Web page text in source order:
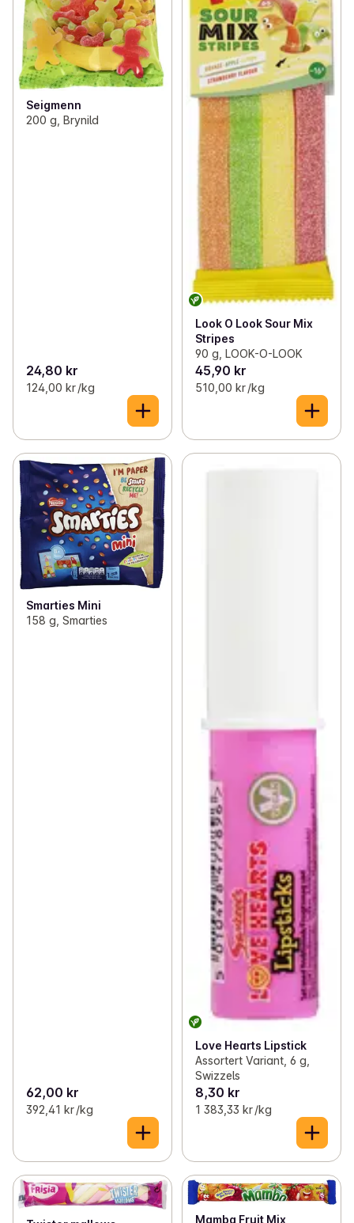
Seigmenn
200 g, Brynild
24,80 kr
124,00 kr /kg
Look O Look Sour Mix
Stripes
90 g, LOOK-O-LOOK
45,90 kr
510,00 kr /kg
Smarties Mini
158 g, Smarties
62,00 kr
392,41 kr /kg
Love Hearts Lipstick
Assortert Variant, 6 g,
Swizzels
8,30 kr
1 383,33 kr /kg
Mamba Fruit Mix